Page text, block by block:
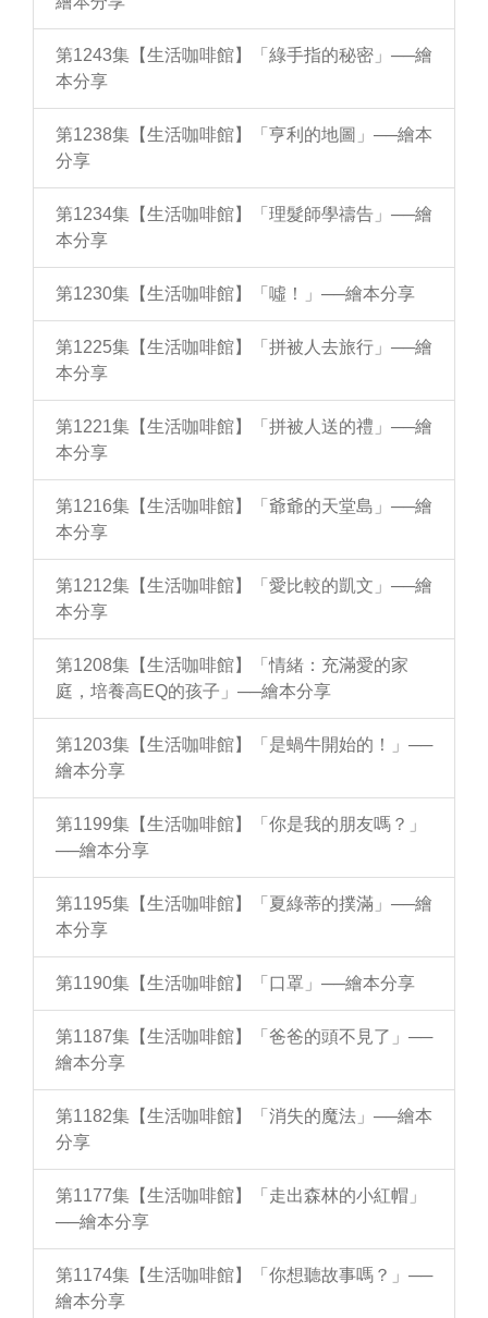
第1243集【生活咖啡館】「綠手指的秘密」──繪
本分享
第1238集【生活咖啡館】「亨利的地圖」──繪本
分享
第1234集【生活咖啡館】「理髮師學禱告」──繪
本分享
第1230集【生活咖啡館】「噓！」──繪本分享
第1225集【生活咖啡館】「拼被人去旅行」──繪
本分享
第1221集【生活咖啡館】「拼被人送的禮」──繪
本分享
第1216集【生活咖啡館】「爺爺的天堂島」──繪
本分享
第1212集【生活咖啡館】「愛比較的凱文」──繪
本分享
第1208集【生活咖啡館】「情緒：充滿愛的家
庭，培養高EQ的孩子」──繪本分享
第1203集【生活咖啡館】「是蝸牛開始的！」──
繪本分享
第1199集【生活咖啡館】「你是我的朋友嗎？」
──繪本分享
第1195集【生活咖啡館】「夏綠蒂的撲滿」──繪
本分享
第1190集【生活咖啡館】「口罩」──繪本分享
第1187集【生活咖啡館】「爸爸的頭不見了」──
繪本分享
第1182集【生活咖啡館】「消失的魔法」──繪本
分享
第1177集【生活咖啡館】「走出森林的小紅帽」
──繪本分享
第1174集【生活咖啡館】「你想聽故事嗎？」──
繪本分享